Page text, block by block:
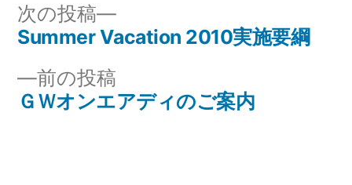
投
稿 前の投稿
の
ＧＷオンエアディのご案内
次の投稿
次
の
Summer Vacation 2010実施要綱